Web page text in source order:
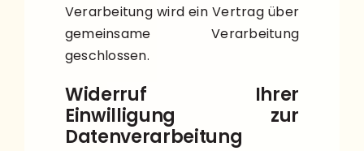
Verarbeitung wird ein Vertrag über
gemeinsame Verarbeitung
geschlossen.
Widerruf Ihrer
Einwilligung zur
Datenverarbeitung